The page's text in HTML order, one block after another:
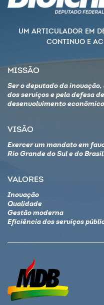
UM ARTICULADOR EM
CONTINUO E
MISSÃO
Ser o deputado da
dos serviços e pela defesa
desenvolvimento
VISÃO
Exercer um mandato em
Rio Grande do Sul e do
VALORES
Inovação
Qualidade
Gestão moderna
Eficiência dos serviços